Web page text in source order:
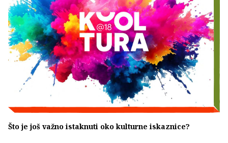
Što je još važno istaknuti oko kulturne iskaznice?